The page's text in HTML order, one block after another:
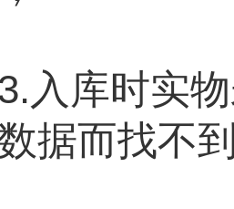
库时实物
据而找不